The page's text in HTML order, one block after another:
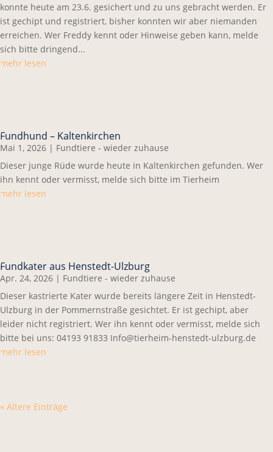
konnte heute am 23.6. gesichert und zu uns gebracht werden. Er
ist gechipt und registriert, bisher konnten wir aber niemanden
erreichen. Wer Freddy kennt oder Hinweise geben kann, melde
sich bitte dringend...
mehr lesen
Fundhund – Kaltenkirchen
Mai 1, 2026 | Fundtiere - wieder zuhause
Dieser junge Rüde wurde heute in Kaltenkirchen gefunden. Wer
ihn kennt oder vermisst, melde sich bitte im Tierheim
mehr lesen
Fundkater aus Henstedt-Ulzburg
Apr. 24, 2026 | Fundtiere - wieder zuhause
Dieser kastrierte Kater wurde bereits längere Zeit in Henstedt-
Ulzburg in der Pommernstraße gesichtet. Er ist gechipt, aber
leider nicht registriert. Wer ihn kennt oder vermisst, melde sich
bitte bei uns: 04193 91833 Info@tierheim-henstedt-ulzburg.de
mehr lesen
« Ältere Einträge